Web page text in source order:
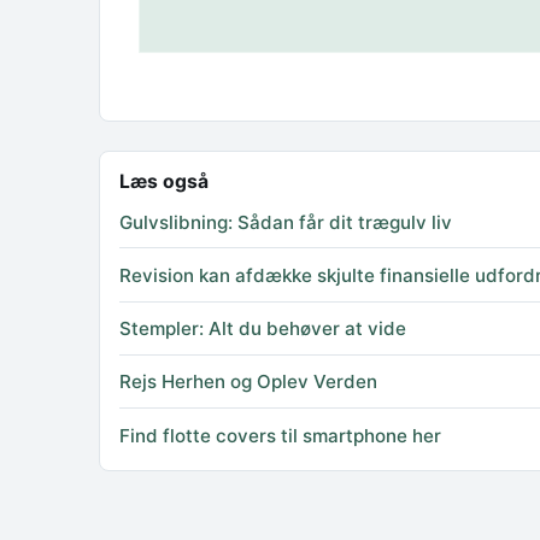
Læs også
Gulvslibning: Sådan får dit trægulv liv
Revision kan afdække skjulte finansielle
Stempler: Alt du behøver at vide
Rejs Herhen og Oplev Verden
Find flotte covers til smartphone her